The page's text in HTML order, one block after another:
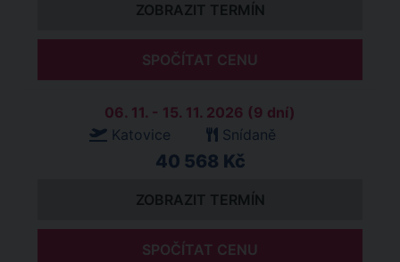
ZOBRAZIT TERMÍN
SPOČÍTAT CENU
06. 11. - 15. 11. 2026 (9 dní)
Katovice
Snídaně
40 568 Kč
ZOBRAZIT TERMÍN
SPOČÍTAT CENU